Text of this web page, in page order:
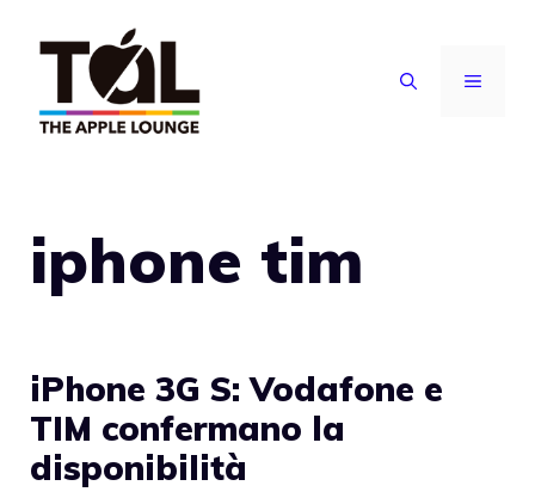
contenuto
MENU
iphone tim
iPhone 3G S: Vodafone e
TIM confermano la
disponibilità